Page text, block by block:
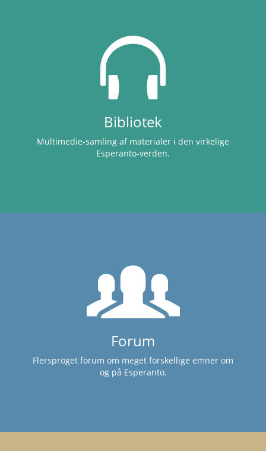
Bibliotek
Multimedie-samling af materialer i den virkelige
Esperanto-verden.
Forum
Flersproget forum om meget forskellige emner om
og på Esperanto.